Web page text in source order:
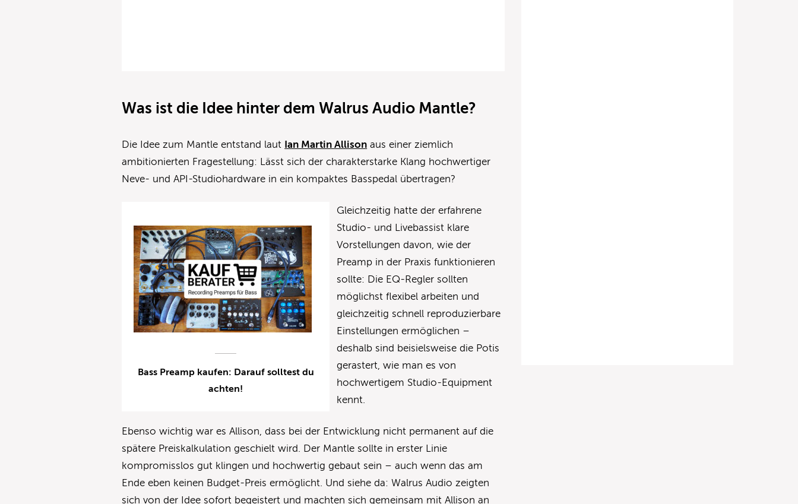
Was ist die Idee hinter dem Walrus Audio Mantle?
Die Idee zum Mantle entstand laut Ian Martin Allison aus einer ziemlich
ambitionierten Fragestellung: Lässt sich der charakterstarke Klang hochwertiger
Neve- und API-Studiohardware in ein kompaktes Basspedal übertragen?
Bass Preamp kaufen: Darauf solltest du
achten!
Gleichzeitig hatte der erfahrene
Studio- und Livebassist klare
Vorstellungen davon, wie der
Preamp in der Praxis funktionieren
sollte: Die EQ-Regler sollten
möglichst flexibel arbeiten und
gleichzeitig schnell reproduzierbare
Einstellungen ermöglichen –
deshalb sind beisielsweise die Potis
gerastert, wie man es von
hochwertigem Studio-Equipment
kennt.
Ebenso wichtig war es Allison, dass bei der Entwicklung nicht permanent auf die
spätere Preiskalkulation geschielt wird. Der Mantle sollte in erster Linie
kompromisslos gut klingen und hochwertig gebaut sein – auch wenn das am
Ende eben keinen Budget-Preis ermöglicht. Und siehe da: Walrus Audio zeigten
sich von der Idee sofort begeistert und machten sich gemeinsam mit Allison an